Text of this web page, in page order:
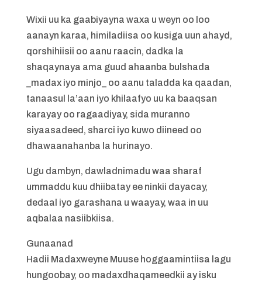
Wixii uu ka gaabiyayna waxa u weyn oo loo
aanayn karaa, himiladiisa oo kusiga uun ahayd,
qorshihiisii oo aanu raacin, dadka la
shaqaynaya ama guud ahaanba bulshada
_madax iyo minjo_ oo aanu taladda ka qaadan,
tanaasul la’aan iyo khilaafyo uu ka baaqsan
karayay oo ragaadiyay, sida muranno
siyaasadeed, sharci iyo kuwo diineed oo
dhawaanahanba la hurinayo.
Ugu dambyn, dawladnimadu waa sharaf
ummaddu kuu dhiibatay ee ninkii dayacay,
dedaal iyo garashana u waayay, waa in uu
aqbalaa nasiibkiisa.
Gunaanad
Hadii Madaxweyne Muuse hoggaamintiisa lagu
hungoobay, oo madaxdhaqameedkii ay isku